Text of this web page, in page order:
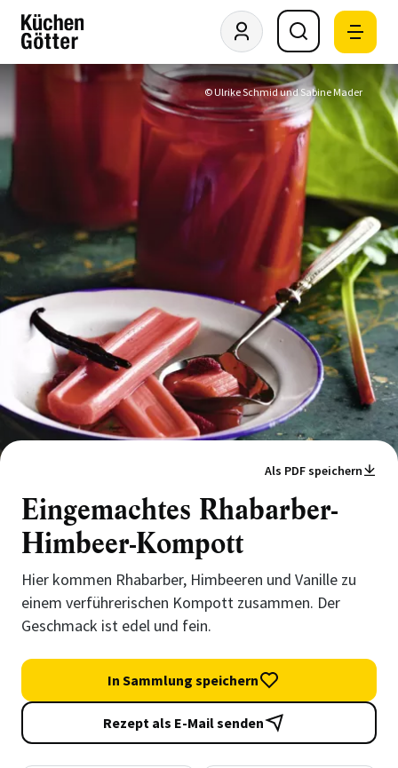
© Ulrike Schmid und Sabine Mader
Als PDF speichern
Eingemachtes Rhabarber-
Himbeer-Kompott
Hier kommen Rhabarber, Himbeeren und Vanille zu
einem verführerischen Kompott zusammen. Der
Geschmack ist edel und fein.
In Sammlung speichern
Rezept als E-Mail senden